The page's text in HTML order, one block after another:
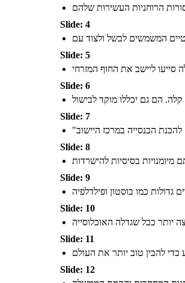
Slide: 4
Slide: 5
Slide: 6
Slide: 7
Slide: 8
Slide: 9
Slide: 10
Slide: 11
Slide: 12